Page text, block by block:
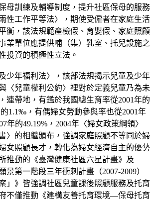
母訓練及輔導制度，提升社區保母的服務
性工作平等法〉，期使受僱者在家庭生活
衡，該法規範產檢假、育嬰假、家庭照顧
業單位應提供哺（集）乳室、托兒設施之
投資的積極性立法。
少年福利法〉，該部法規揭示兒童及少年
〈兒童權利公約〉裡對於定義兒童乃為未
連帶地，有鑑於我國總生育率從2001年的
1.1‰，有偶婦女勞動參與率也從2001年
年的49.19%，2004年〈婦女政策綱領〉
〉的相繼頒布，強調家庭照顧不等同於婦
女照顧長才，轉化為婦女經濟自主的優勢
推動的《臺灣健康社區六星計畫》及
景第一階段三年衝刺計畫（2007-2009）
」》皆強調社區兒童課後照顧服務及托育
不僅推動《建構友善托育環境—保母托育